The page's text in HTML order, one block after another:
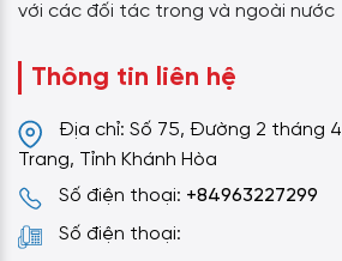
với các đối tác trong và ngoài nước
Thông tin liên hệ
Địa chỉ: Số 75, Đường 2 tháng
Trang, Tỉnh Khánh Hòa
Số điện thoại: +84963227299
Số điện thoại: